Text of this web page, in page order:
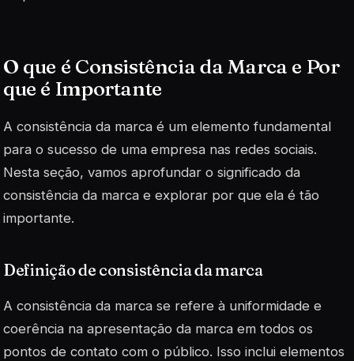
O que é Consistência da Marca e Por
que é Importante
A consistência da marca é um elemento fundamental
para o sucesso de uma empresa nas redes sociais.
Nesta seção, vamos aprofundar o significado da
consistência da marca e explorar por que ela é tão
importante.
Definição de consistência da marca
A consistência da marca se refere à uniformidade e
coerência na apresentação da marca em todos os
pontos de contato com o público. Isso inclui elementos